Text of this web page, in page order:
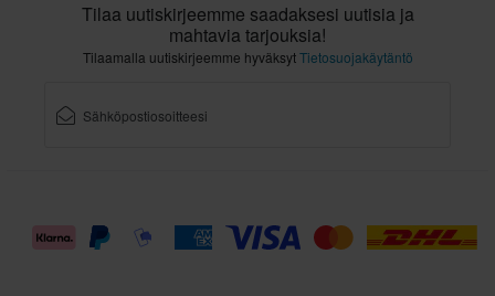
Tilaa uutiskirjeemme saadaksesi uutisia ja
mahtavia tarjouksia!
Tilaamalla uutiskirjeemme hyväksytTietosuojakäytäntö